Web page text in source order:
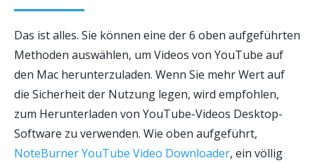
Das ist alles. Sie können eine der 6 oben aufgeführten
Methoden auswählen, um Videos von YouTube auf
den Mac herunterzuladen. Wenn Sie mehr Wert auf
die Sicherheit der Nutzung legen, wird empfohlen,
zum Herunterladen von YouTube-Videos Desktop-
Software zu verwenden. Wie oben aufgeführt,
NoteBurner YouTube Video Downloader, ein völlig